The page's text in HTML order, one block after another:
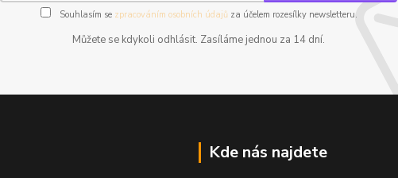
Souhlasím se zpracováním osobních údajůza účelem rozesílky newsletteru.
Můžete se kdykoli odhlásit. Zasíláme jednou za 14 dní.
Kde nás najdete